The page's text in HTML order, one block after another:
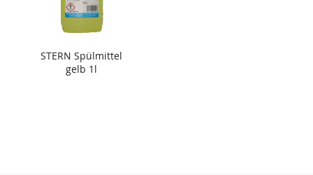
STERN Spülmittel
gelb 1l